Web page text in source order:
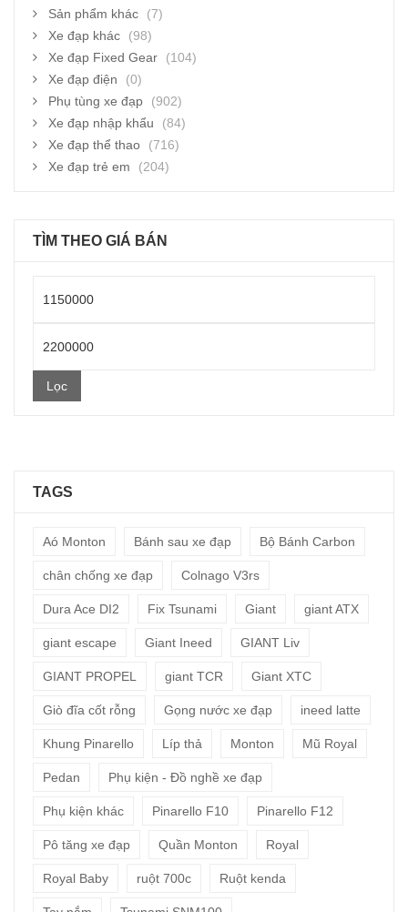
Sản phẩm khác
(7)
Xe đạp khác
(98)
Xe đạp Fixed Gear
(104)
Xe đạp điện
(0)
Phụ tùng xe đạp
(902)
Xe đạp nhập khẩu
(84)
Xe đạp thể thao
(716)
Xe đạp trẻ em
(204)
TÌM THEO GIÁ BÁN
nhất
cao
nhất
Lọc
TAGS
Aó Monton Bánh sau xe đạp Bộ Bánh Carbon
chân chống xe đạp Colnago V3rs
Dura Ace DI2 Fix Tsunami Giant giant ATX
giant escape Giant Ineed GIANT Liv
GIANT PROPEL giant TCR Giant XTC
Giò đĩa cốt rỗng Gọng nước xe đạp ineed latte
Khung Pinarello Líp thả Monton Mũ Royal
Pedan Phụ kiện - Đồ nghề xe đạp
Phụ kiện khác Pinarello F10 Pinarello F12
Pô tăng xe đạp Quần Monton Royal
Royal Baby ruột 700c Ruột kenda